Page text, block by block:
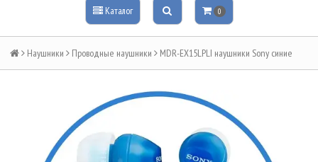
Каталог 0
Наушники Проводные наушники MDR-EX15LPLI наушники Sony синие